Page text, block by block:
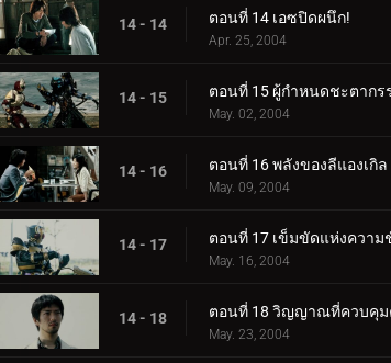
14 - 14 ตอนที่ 14 เอซปิดผนึก!
Apr. 25, 2004
14 - 15 ตอนที่ 15 ผู้กำหนดชะตากร
May. 02, 2004
14 - 16 ตอนที่ 16 พลังของลีแองเกิล
May. 09, 2004
14 - 17 ตอนที่ 17 เข็มขัดแห่งความ
May. 16, 2004
14 - 18 ตอนที่ 18 วิญญาณที่ควบคุม
May. 23, 2004